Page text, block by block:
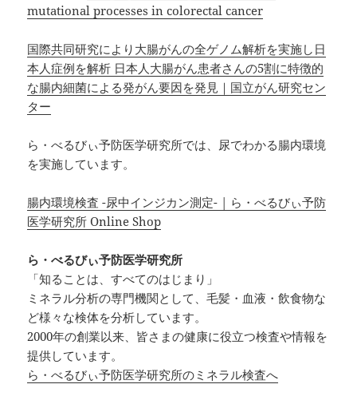
mutational processes in colorectal cancer
国際共同研究により大腸がんの全ゲノム解析を実施し日
本人症例を解析 日本人大腸がん患者さんの5割に特徴的
な腸内細菌による発がん要因を発見｜国立がん研究セン
ター
ら・べるびぃ予防医学研究所では、尿でわかる腸内環境
を実施しています。
腸内環境検査 -尿中インジカン測定- | ら・べるびぃ予防
医学研究所 Online Shop
ら・べるびぃ予防医学研究所
「知ることは、すべてのはじまり」
ミネラル分析の専門機関として、毛髪・血液・飲食物な
ど様々な検体を分析しています。
2000年の創業以来、皆さまの健康に役立つ検査や情報を
提供しています。
ら・べるびぃ予防医学研究所のミネラル検査へ